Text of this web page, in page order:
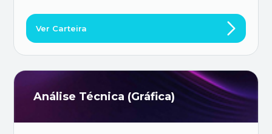
Ver Carteira
Análise Técnica (Gráfica)